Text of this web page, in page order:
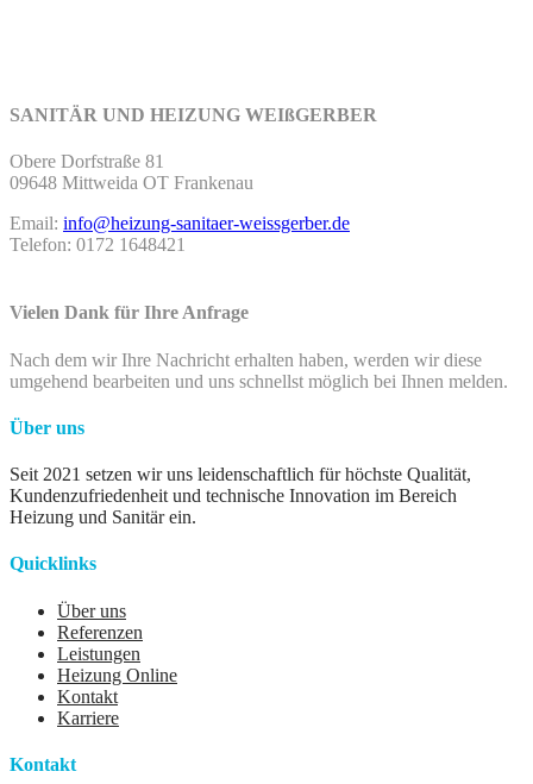
SANITÄR UND HEIZUNG WEIßGERBER
Obere Dorfstraße 81
09648 Mittweida OT Frankenau
Email: info@heizung-sanitaer-weissgerber.de
Telefon: 0172 1648421
Vielen Dank für Ihre Anfrage
Nach dem wir Ihre Nachricht erhalten haben, werden wir diese
umgehend bearbeiten und uns schnellst möglich bei Ihnen melden.
Über uns
Seit 2021 setzen wir uns leidenschaftlich für höchste Qualität,
Kundenzufriedenheit und technische Innovation im Bereich
Heizung und Sanitär ein.
Quicklinks
Über uns
Referenzen
Leistungen
Heizung Online
Kontakt
Karriere
Kontakt